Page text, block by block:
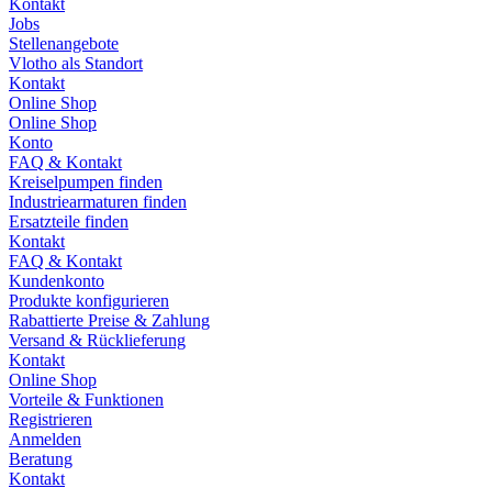
Kontakt
Jobs
Stellenangebote
Vlotho als Standort
Kontakt
Online Shop
Online Shop
Konto
FAQ & Kontakt
Kreiselpumpen finden
Industriearmaturen finden
Ersatzteile finden
Kontakt
FAQ & Kontakt
Kundenkonto
Produkte konfigurieren
Rabattierte Preise & Zahlung
Versand & Rücklieferung
Kontakt
Online Shop
Vorteile & Funktionen
Registrieren
Anmelden
Beratung
Kontakt